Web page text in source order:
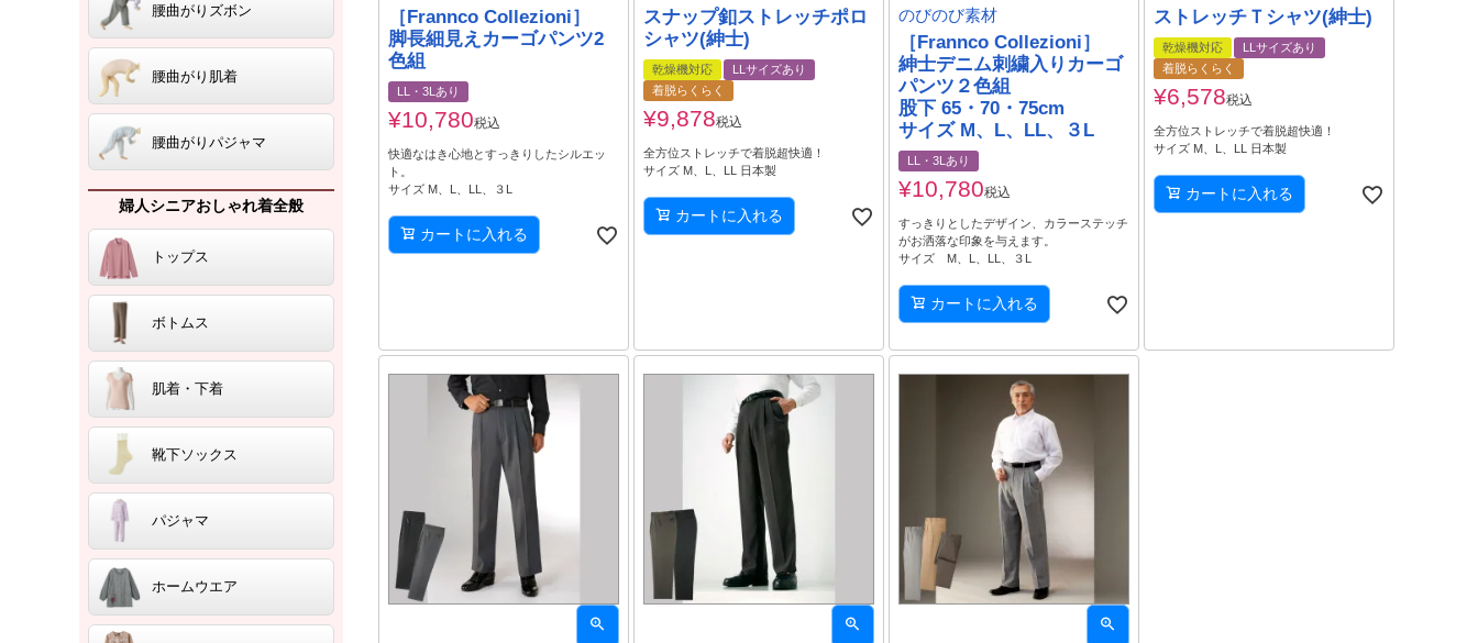
腰曲がりズボン
腰曲がり肌着
腰曲がりパジャマ
婦人シニアおしゃれ着全般
トップス
ボトムス
肌着・下着
靴下ソックス
パジャマ
ホームウエア
［Frannco Collezioni］
脚長細見えカーゴパンツ2
色組
LL・3Lあり
¥10,780税込
快適なはき心地とすっきりしたシルエッ
ト。
サイズ M、L、LL、３L
カートに入れる
スナップ釦ストレッチポロ
シャツ(紳士)
乾燥機対応
LLサイズあり
着脱らくらく
¥9,878税込
全方位ストレッチで着脱超快適！
サイズ M、L、LL 日本製
カートに入れる
のびのび素材
［Frannco Collezioni］
紳士デニム刺繍入りカーゴ
パンツ２色組
股下 65・70・75cm
サイズ M、L、LL、３L
LL・3Lあり
¥10,780税込
すっきりとしたデザイン、カラーステッチ
がお洒落な印象を与えます。
サイズ M、L、LL、３L
カートに入れる
ストレッチＴシャツ(紳士)
乾燥機対応
LLサイズあり
着脱らくらく
¥6,578税込
全方位ストレッチで着脱超快適！
サイズ M、L、LL 日本製
カートに入れる